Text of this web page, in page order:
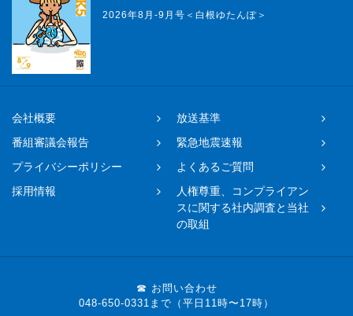
2026年8月-9月号＜白根ゆたんぽ＞
会社概要
放送基準
番組審議会報告
緊急地震速報
プライバシーポリシー
よくあるご質問
採用情報
人権尊重、コンプライアン
スに関する社内調査と当社
の取組
☎ お問い合わせ
048-650-0331まで（平日11時〜17時）